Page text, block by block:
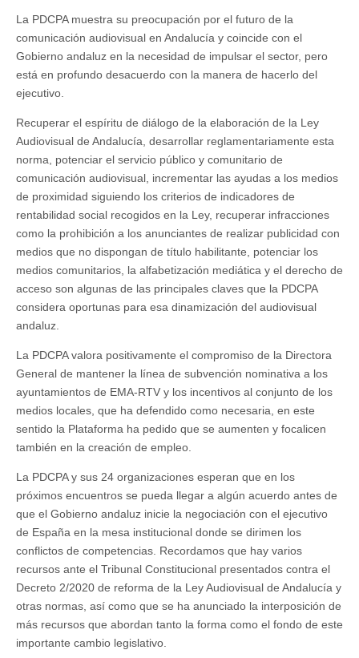
La PDCPA muestra su preocupación por el futuro de la
comunicación audiovisual en Andalucía y coincide con el
Gobierno andaluz en la necesidad de impulsar el sector, pero
está en profundo desacuerdo con la manera de hacerlo del
ejecutivo.
Recuperar el espíritu de diálogo de la elaboración de la Ley
Audiovisual de Andalucía, desarrollar reglamentariamente esta
norma, potenciar el servicio público y comunitario de
comunicación audiovisual, incrementar las ayudas a los medios
de proximidad siguiendo los criterios de indicadores de
rentabilidad social recogidos en la Ley, recuperar infracciones
como la prohibición a los anunciantes de realizar publicidad con
medios que no dispongan de título habilitante, potenciar los
medios comunitarios, la alfabetización mediática y el derecho de
acceso son algunas de las principales claves que la PDCPA
considera oportunas para esa dinamización del audiovisual
andaluz.
La PDCPA valora positivamente el compromiso de la Directora
General de mantener la línea de subvención nominativa a los
ayuntamientos de EMA-RTV y los incentivos al conjunto de los
medios locales, que ha defendido como necesaria, en este
sentido la Plataforma ha pedido que se aumenten y focalicen
también en la creación de empleo.
La PDCPA y sus 24 organizaciones esperan que en los
próximos encuentros se pueda llegar a algún acuerdo antes de
que el Gobierno andaluz inicie la negociación con el ejecutivo
de España en la mesa institucional donde se dirimen los
conflictos de competencias. Recordamos que hay varios
recursos ante el Tribunal Constitucional presentados contra el
Decreto 2/2020 de reforma de la Ley Audiovisual de Andalucía y
otras normas, así como que se ha anunciado la interposición de
más recursos que abordan tanto la forma como el fondo de este
importante cambio legislativo.